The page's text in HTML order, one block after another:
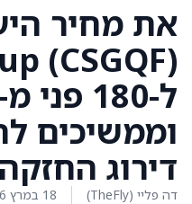
את מחיר
(CSGQF)
וממשיכים
דירוג
דה פליי (TheFly) 18 במרץ 2026